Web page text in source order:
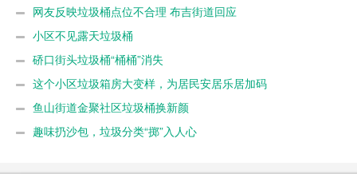
网友反映垃圾桶点位不合理 布吉街道回应
小区不见露天垃圾桶
硚口街头垃圾桶“桶桶”消失
这个小区垃圾箱房大变样，为居民安居乐居加码
鱼山街道金聚社区垃圾桶换新颜
趣味扔沙包，垃圾分类“掷”入人心